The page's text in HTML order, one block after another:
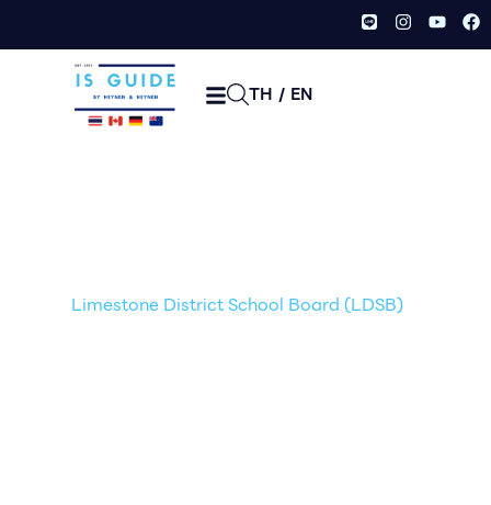
TH / EN
Limestone District School Board (LDSB)